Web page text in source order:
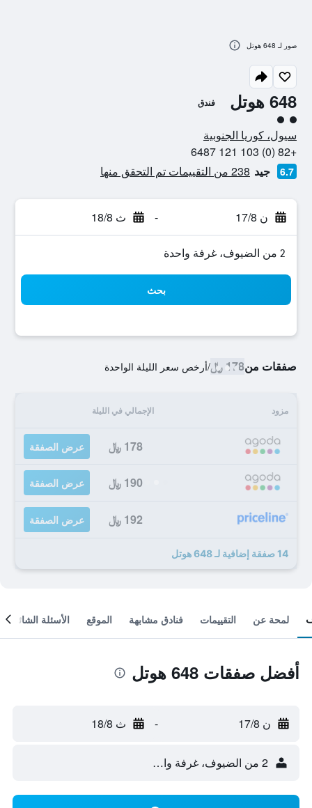
648 هوتل فندق
تقييم فئة 2
سيول، كوريا الجنوبية
+82 (0) 103 121 6487
6.7 جيد 238 من التقييمات تم التحقق منها
ن 17/8 - ث 18/8
2 من الضيوف، غرفة واحدة
بحث
صفقات من178 ﷼ /أرخص سعر الليلة الواحدة
مزود الإجمالي في الليلة
178 ﷼ عرض الصفقة
190 ﷼ عرض الصفقة
192 ﷼ عرض الصفقة
14 صفقة إضافية لـ 648 هوتل
صور لـ 648 هوتل
لمحة عن التقييمات فنادق مشابهة الموقع الأسئلة الشائعة
أفضل صفقات 648 هوتل
ن 17/8 - ث 18/8
2 من الضيوف، غرفة واحدة